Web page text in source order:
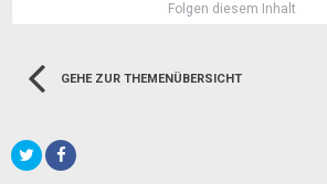
Folgen diesem Inhalt
GEHE ZUR THEMENÜBERSICHT